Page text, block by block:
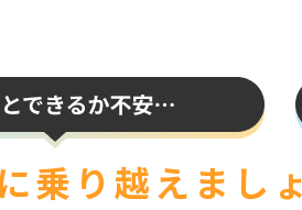
乗り越えまし